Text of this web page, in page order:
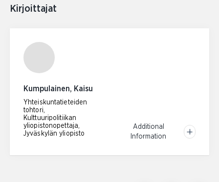
Kirjoittajat
Kumpulainen, Kaisu
Yhteiskuntatieteiden
tohtori,
Kulttuuripolitiikan
yliopistonopettaja,
Jyväskylän yliopisto
Additional
Information